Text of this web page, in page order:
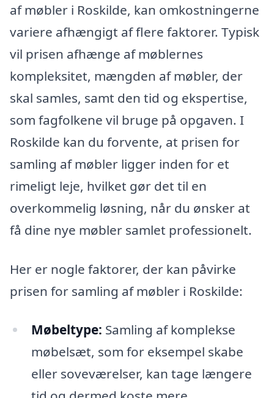
af møbler i Roskilde, kan omkostningerne
variere afhængigt af flere faktorer. Typisk
vil prisen afhænge af møblernes
kompleksitet, mængden af møbler, der
skal samles, samt den tid og ekspertise,
som fagfolkene vil bruge på opgaven. I
Roskilde kan du forvente, at prisen for
samling af møbler ligger inden for et
rimeligt leje, hvilket gør det til en
overkommelig løsning, når du ønsker at
få dine nye møbler samlet professionelt.
Her er nogle faktorer, der kan påvirke
prisen for samling af møbler i Roskilde:
Møbeltype: Samling af komplekse
møbelsæt, som for eksempel skabe
eller soveværelser, kan tage længere